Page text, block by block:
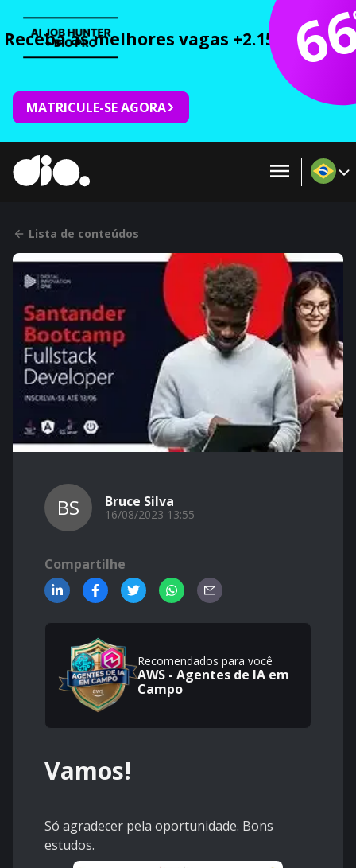
Receba as melhores vagas +2.150 cursos
MATRICULE-SE AGORA
Lista de conteúdos
BS Bruce Silva
16/08/2023 13:55
Compartilhe
Recomendados para você
AWS - Agentes de IA em
Campo
Vamos!
Só agradecer pela oportunidade. Bons
estudos.